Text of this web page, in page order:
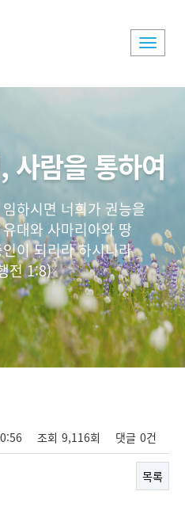
Toggle
사람을 통하여
하시면 너희가 권능을
대와 사마리아와 땅
이 되리라 하시니라
전 1:8)
조회 9,116회 댓글 0건
목록